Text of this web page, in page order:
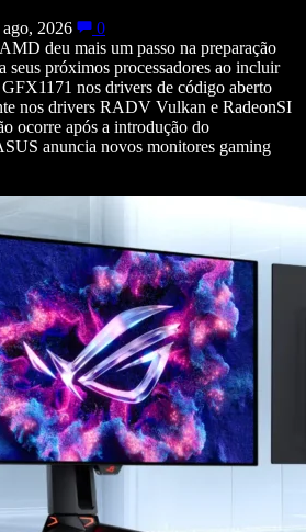
ago, 2026
0
deu mais um passo na preparação
seus próximos processadores ao incluir
nos drivers de código aberto
nos drivers RADV Vulkan e RadeonSI
ocorre após a introdução do
anuncia novos monitores gaming